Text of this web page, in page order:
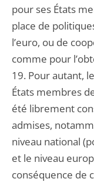
pour ses États
place de
l’euro, ou de
comme pour
19. Pour autant,
États membres
été librement
admises,
niveau national
et le niveau
conséquence de